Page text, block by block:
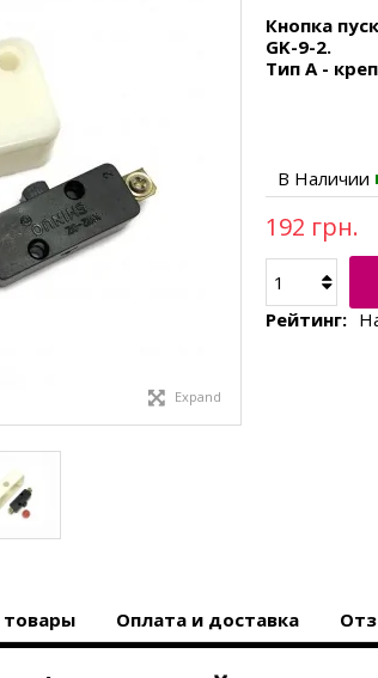
Expand
Кнопка
GK-9-2.
Тип A -
В Наличии
192 грн.
Рейтинг:
Оплата и доставка